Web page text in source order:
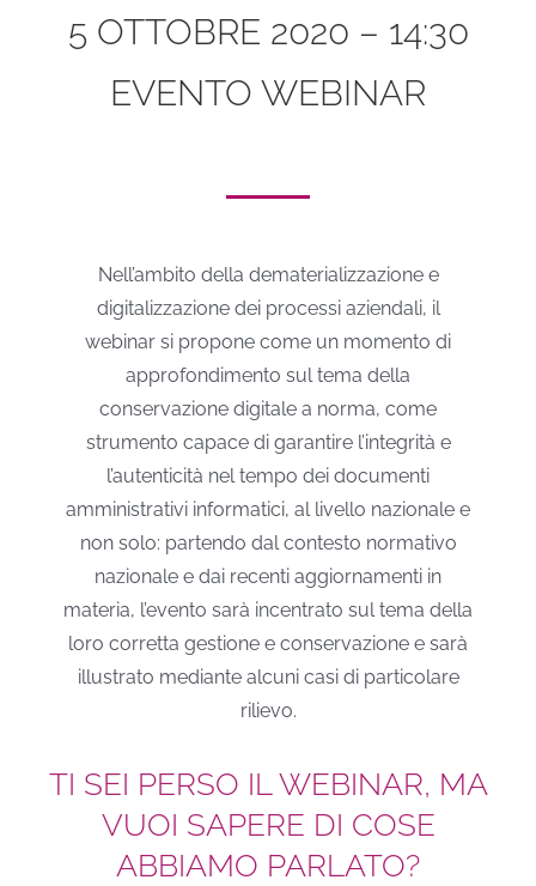
5 OTTOBRE 2020 – 14:30
EVENTO WEBINAR
Nell’ambito della dematerializzazione e
digitalizzazione dei processi aziendali, il
webinar si propone come un momento di
approfondimento sul tema della
conservazione digitale a norma, come
strumento capace di garantire l’integrità e
l’autenticità nel tempo dei documenti
amministrativi informatici, al livello nazionale e
non solo: partendo dal contesto normativo
nazionale e dai recenti aggiornamenti in
materia, l’evento sarà incentrato sul tema della
loro corretta gestione e conservazione e sarà
illustrato mediante alcuni casi di particolare
rilievo.
TI SEI PERSO IL WEBINAR, MA
VUOI SAPERE DI COSE
ABBIAMO PARLATO?